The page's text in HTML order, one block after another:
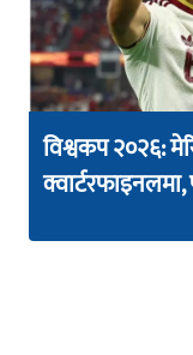
विश्वकप २०२६:
क्वार्टरफाइनलमा,